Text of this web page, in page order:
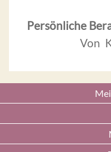
Persönliche
Von